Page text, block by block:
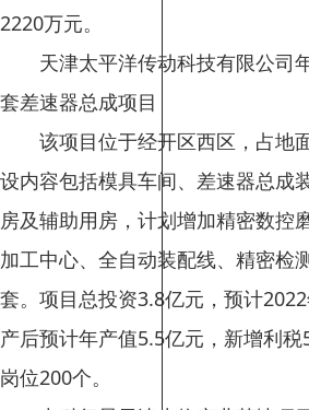
2220万元。
天津太平洋传动科技有限公司
套差速器总成项目
该项目位于经开区西区，占地
设内容包括模具车间、差速器总成
房及辅助用房，计划增加精密数控
加工中心、全自动装配线、精密检
套。项目总投资3.8亿元，预计
产后预计年产值5.5亿元，新增利
岗位200个。